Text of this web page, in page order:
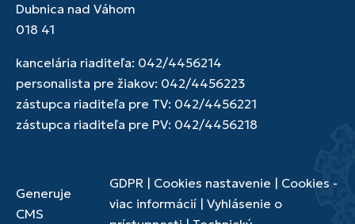
Dubnica nad Váhom
018 41
kancelária riaditeľa: 042/4456214
personalista pre žiakov: 042/4456223
zástupca riaditeľa pre TV: 042/4456221
zástupca riaditeľa pre PV: 042/4456218
Generuje
CMS
GDPR | Cookies nastavenie | Cookies -
viac informácií | Vyhlásenie o